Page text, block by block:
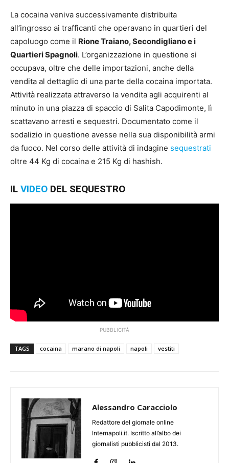
La cocaina veniva successivamente distribuita
all’ingrosso ai trafficanti che operavano in quartieri del
capoluogo come il Rione Traiano, Secondigliano e i
Quartieri Spagnoli. L’organizzazione in questione si
occupava, oltre che delle importazioni, anche della
vendita al dettaglio di una parte della cocaina importata.
Attività realizzata attraverso la vendita agli acquirenti al
minuto in una piazza di spaccio di Salita Capodimonte, lì
scattavano arresti e sequestri. Documentato come il
sodalizio in questione avesse nella sua disponibilità armi
da fuoco. Nel corso delle attività di indagine sequestrati
oltre 44 Kg di cocaina e 215 Kg di hashish.
IL VIDEO DEL SEQUESTRO
PUBBLICITÀ
TAGS cocaina marano di napoli napoli vestiti
Alessandro Caracciolo
Redattore del giornale online
Internapoli.it. Iscritto all’albo dei
giornalisti pubblicisti dal 2013.